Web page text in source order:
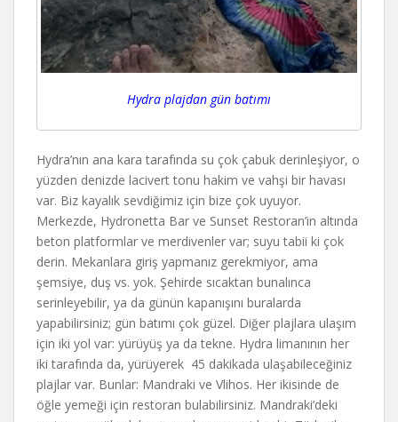
Hydra plajdan gün batımı
Hydra’nın ana kara tarafında su çok çabuk derinleşiyor, o
yüzden denizde lacivert tonu hakim ve vahşi bir havası
var. Biz kayalık sevdiğimiz için bize çok uyuyor.
Merkezde, Hydronetta Bar ve Sunset Restoran’in altında
beton platformlar ve merdivenler var; suyu tabii ki çok
derin. Mekanlara giriş yapmanız gerekmiyor, ama
şemsiye, duş vs. yok. Şehirde sıcaktan bunalınca
serinleyebilir, ya da günün kapanışını buralarda
yapabilirsiniz; gün batımı çok güzel. Diğer plajlara ulaşım
için iki yol var: yürüyüş ya da tekne. Hydra limanının her
iki tarafında da, yürüyerek 45 dakikada ulaşabileceğiniz
plajlar var. Bunlar: Mandraki ve Vlihos. Her ikisinde de
öğle yemeği için restoran bulabilirsiniz. Mandraki’deki